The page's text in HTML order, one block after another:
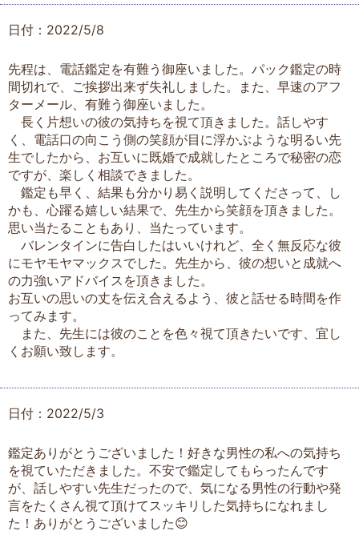
日付：2022/5/8
先程は、電話鑑定を有難う御座いました。パック鑑定の時
間切れで、ご挨拶出来ず失礼しました。また、早速のアフ
ターメール、有難う御座いました。
長く片想いの彼の気持ちを視て頂きました。話しやす
く、電話口の向こう側の笑顔が目に浮かぶような明るい先
生でしたから、お互いに既婚で成就したところで秘密の恋
ですが、楽しく相談できました。
鑑定も早く、結果も分かり易く説明してくださって、し
かも、心躍る嬉しい結果で、先生から笑顔を頂きました。
思い当たることもあり、当たっています。
バレンタインに告白したはいいけれど、全く無反応な彼
にモヤモヤマックスでした。先生から、彼の想いと成就へ
の力強いアドバイスを頂きました。
お互いの思いの丈を伝え合えるよう、彼と話せる時間を作
ってみます。
また、先生には彼のことを色々視て頂きたいです、宜し
くお願い致します。
日付：2022/5/3
鑑定ありがとうございました！好きな男性の私への気持ち
を視ていただきました。不安で鑑定してもらったんです
が、話しやすい先生だったので、気になる男性の行動や発
言をたくさん視て頂けてスッキリした気持ちになれまし
た！ありがとうございました😊